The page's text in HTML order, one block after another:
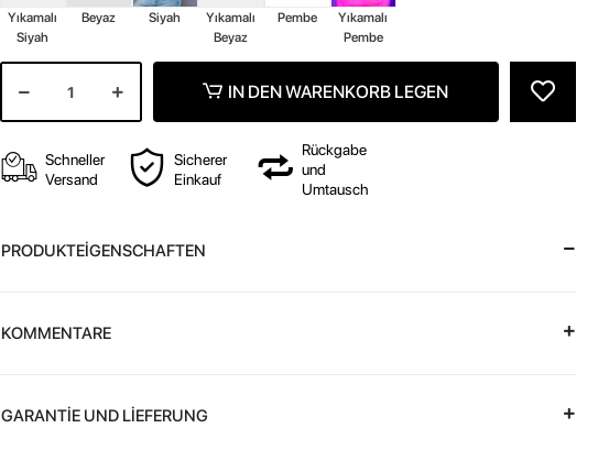
Yıkamalı
Siyah
Beyaz Siyah
Yıkamalı
Beyaz
Pembe
Yıkamalı
Pembe
IN DEN WARENKORB LEGEN
Schneller
Versand
Sicherer
Einkauf
Rückgabe
und
Umtausch
PRODUKTEİGENSCHAFTEN
KOMMENTARE
GARANTİE UND LİEFERUNG